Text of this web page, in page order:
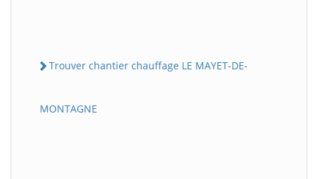
Trouver chantier chauffage LE MAYET-DE-
MONTAGNE